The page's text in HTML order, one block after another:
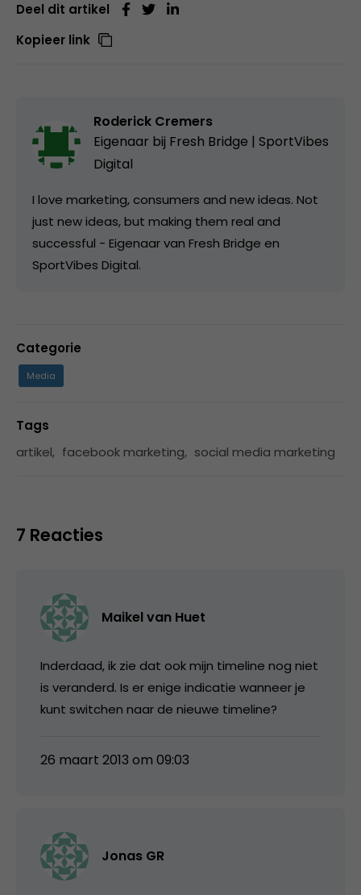
Deel dit artikel
Kopieer link
Roderick Cremers
Eigenaar bij Fresh Bridge | SportVibes
Digital
I love marketing, consumers and new ideas. Not
just new ideas, but making them real and
successful - Eigenaar van Fresh Bridge en
SportVibes Digital.
Categorie
Media
Tags
artikel, facebook marketing, social media marketing
7 Reacties
Maikel van Huet
Inderdaad, ik zie dat ook mijn timeline nog niet
is veranderd. Is er enige indicatie wanneer je
kunt switchen naar de nieuwe timeline?
26 maart 2013 om 09:03
Jonas GR